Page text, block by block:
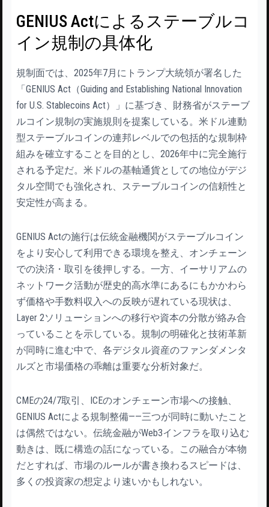
GENIUS Actによるステーブルコ
イン規制の具体化
規制面では、2025年7月にトランプ大統領が署名した
「GENIUS Act（Guiding and Establishing National Innovation
for U.S. Stablecoins Act）」に基づき、財務省がステーブ
ルコイン規制の実施規則を提案している。米ドル連動
型ステーブルコインの連邦レベルでの包括的な規制枠
組みを確立することを目的とし、2026年中に完全施行
される予定だ。米ドルの基軸通貨としての地位がデジ
タル空間でも強化され、ステーブルコインの信頼性と
安定性が高まる。
GENIUS Actの施行は伝統金融機関がステーブルコイン
をより安心して利用できる環境を整え、オンチェーン
での決済・取引を後押しする。一方、イーサリアムの
ネットワーク活動が歴史的高水準にあるにもかかわら
ず価格や手数料収入への反映が遅れている現状は、
Layer 2ソリューションへの移行や資本の分散が絡み合
っていることを示している。規制の明確化と技術革新
が同時に進む中で、各デジタル資産のファンダメンタ
ルズと市場価格の乖離は重要な分析対象だ。
CMEの24/7取引、ICEのオンチェーン市場への接触、
GENIUS Actによる規制整備——三つが同時に動いたこと
は偶然ではない。伝統金融がWeb3インフラを取り込む
動きは、既に構造の話になっている。この融合が本物
だとすれば、市場のルールが書き換わるスピードは、
多くの投資家の想定より速いかもしれない。